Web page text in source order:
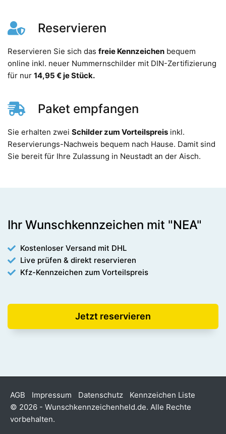
Reservieren
Reservieren Sie sich das freie Kennzeichen bequem
online inkl. neuer Nummernschilder mit DIN-Zertifizierung
für nur 14,95 € je Stück.
Paket empfangen
Sie erhalten zwei Schilder zum Vorteilspreis inkl.
Reservierungs-Nachweis bequem nach Hause. Damit sind
Sie bereit für Ihre Zulassung in Neustadt an der Aisch.
Ihr Wunschkennzeichen mit "NEA"
Kostenloser Versand mit DHL
Live prüfen & direkt reservieren
Kfz-Kennzeichen zum Vorteilspreis
Jetzt reservieren
AGB Impressum Datenschutz
Kennzeichen Liste
© 2026 - Wunschkennzeichenheld.de. Alle Rechte
vorbehalten.